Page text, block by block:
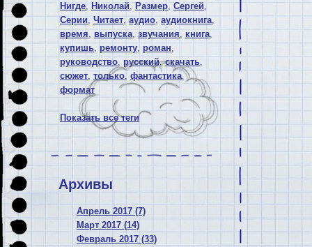
Нигде, Николай, Размер, Сергей,
Серии,Читает, аудио, аудиокнига,
время, выпуска, звучания, книга,
купишь, ремонту, роман,
руководство, русский,скачать,
сюжет, только, фантастика,
формат
Показать все теги
Архивы
Апрель 2017 (7)
Март 2017 (14)
Февраль 2017 (33)